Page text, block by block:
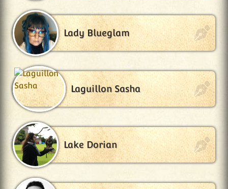
Lady Blueglam
Laguillon Sasha
Lake Dorian